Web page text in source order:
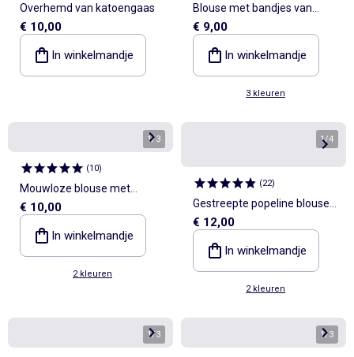
Overhemd van katoengaas
€ 10,00
In winkelmandje
Blouse met bandjes van
dobby
€ 9,00
In winkelmandje
3 kleuren
1/3
(10)
Mouwloze blouse met
ruches en strikjes
€ 10,00
In winkelmandje
2 kleuren
1/4
(22)
Gestreepte popeline blouse
met Peter Pan-kraag
€ 12,00
In winkelmandje
2 kleuren
1/3 1/3